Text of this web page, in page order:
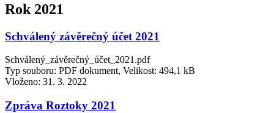
Rok 2021
Schválený závěrečný účet 2021
Schválený_závěrečný_účet_2021.pdf
Typ souboru: PDF dokument, Velikost: 494,1 kB
Vloženo: 31. 3. 2022
Zpráva Roztoky 2021